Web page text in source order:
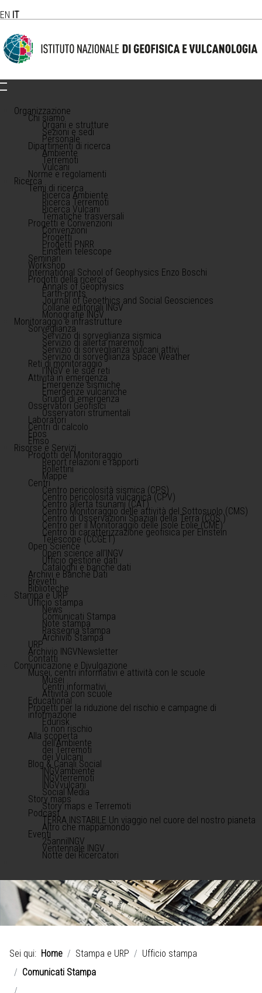
EN IT
Organizzazione
Chi siamo
Organi e strutture
Sezioni e sedi
Personale
Dipartimenti di ricerca
Ambiente
Terremoti
Vulcani
Norme e regolamenti
Ricerca
Temi di ricerca
Ricerca Ambiente
Ricerca Terremoti
Ricerca Vulcani
Tematiche trasversali
Progetti e Convenzioni
Convenzioni
Progetti
Progetti PNRR
Einstein telescope
Seminari
Workshop
International School of Geophysics Enzo Boschi
Prodotti della ricerca
Annals of Geophysics
Earth-prints
Journal of Geoethics and Social Geosciences
Collane editoriali INGV
Monografie INGV
Monitoraggio e infrastrutture
Sorveglianza
Servizio di sorveglianza sismica
Servizio di allerta maremoti
Servizio di sorveglianza vulcani attivi
Servizio di sorveglianza Space Weather
Reti di monitoraggio
l'INGV e le sue reti
Attività in emergenza
Emergenze sismiche
Emergenze vulcaniche
Gruppi di emergenza
Osservatori Geofisici
Osservatori strumentali
Laboratori
Centri di calcolo
Epos
Emso
Risorse e Servizi
Prodotti del Monitoraggio
Report relazioni e rapporti
Bollettini
Mappe
Centri
Centro pericolosità sismica (CPS)
Centro pericolosità vulcanica (CPV)
Centro allerta tsunami (CAT)
Centro Monitoraggio delle attività del Sottosuolo (CMS)
Centro di Osservazioni Spaziali della Terra (COS )
Centro per il Monitoraggio delle Isole Eolie (CME)
Centro di caratterizzazione geofisica per Einstein
Telescope (CCGET)
Open Science
Open science all'INGV
Ufficio gestione dati
Cataloghi e banche dati
Archivi e Banche Dati
Brevetti
Biblioteche
Stampa e URP
Ufficio stampa
News
Comunicati Stampa
Note stampa
Rassegna stampa
Archivio Stampa
URP
Archivio INGVNewsletter
Contatti
Comunicazione e Divulgazione
Musei, centri informativi e attività con le scuole
Musei
Centri informativi
Attività con scuole
Educational
Progetti per la riduzione del rischio e campagne di
informazione
Edurisk
Io non rischio
Alla scoperta
dell'Ambiente
dei Terremoti
dei Vulcani
Blog & Canali Social
INGVambiente
INGVterremoti
INGVvulcani
Social Media
Story maps
Story maps e Terremoti
Podcast
TERRA INSTABILE Un viaggio nel cuore del nostro pianeta
Altro che mappamondo
Eventi
25anniINGV
Ventennale INGV
Notte dei Ricercatori
Sei qui: Home Stampa e URP
Ufficio stampa
Comunicati Stampa